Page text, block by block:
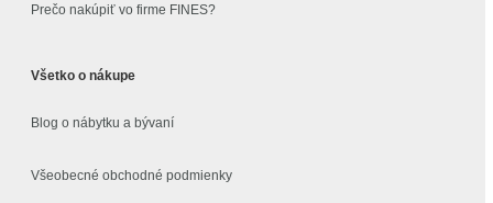
Prečo nakúpiť vo firme FINES?
Všetko o nákupe
Blog o nábytku a bývaní
Všeobecné obchodné podmienky